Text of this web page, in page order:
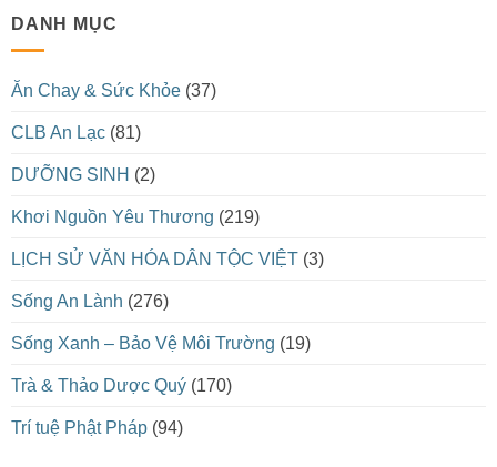
DANH MỤC
Ăn Chay & Sức Khỏe (37)
CLB An Lạc (81)
DƯỠNG SINH (2)
Khơi Nguồn Yêu Thương (219)
LỊCH SỬ VĂN HÓA DÂN TỘC VIỆT (3)
Sống An Lành (276)
Sống Xanh – Bảo Vệ Môi Trường (19)
Trà & Thảo Dược Quý (170)
Trí tuệ Phật Pháp (94)